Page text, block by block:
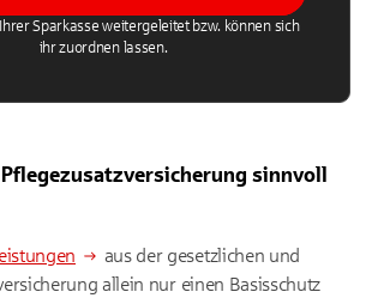
Sparkasse weitergeleitet bzw. können sich
ihr zuordnen lassen.
Pflegezusatzversicherung sinnvoll
aus der gesetzlichen und
allein nur einen Basisschutz